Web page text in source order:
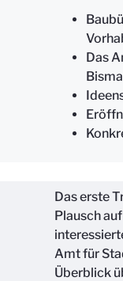
Das
Das erste
Plausch
Amt für
Überblick